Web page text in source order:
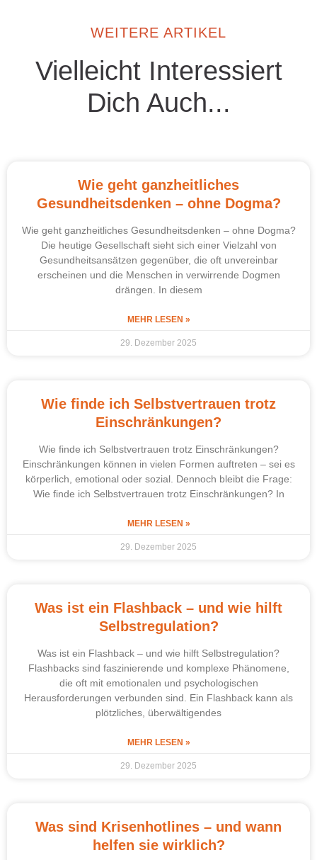
WEITERE ARTIKEL
Vielleicht Interessiert
Dich Auch...
Wie geht ganzheitliches
Gesundheitsdenken – ohne Dogma?
Wie geht ganzheitliches Gesundheitsdenken – ohne Dogma?
Die heutige Gesellschaft sieht sich einer Vielzahl von
Gesundheitsansätzen gegenüber, die oft unvereinbar
erscheinen und die Menschen in verwirrende Dogmen
drängen. In diesem
MEHR LESEN »
29. Dezember 2025
Wie finde ich Selbstvertrauen trotz
Einschränkungen?
Wie finde ich Selbstvertrauen trotz Einschränkungen?
Einschränkungen können in vielen Formen auftreten – sei es
körperlich, emotional oder sozial. Dennoch bleibt die Frage:
Wie finde ich Selbstvertrauen trotz Einschränkungen? In
MEHR LESEN »
29. Dezember 2025
Was ist ein Flashback – und wie hilft
Selbstregulation?
Was ist ein Flashback – und wie hilft Selbstregulation?
Flashbacks sind faszinierende und komplexe Phänomene,
die oft mit emotionalen und psychologischen
Herausforderungen verbunden sind. Ein Flashback kann als
plötzliches, überwältigendes
MEHR LESEN »
29. Dezember 2025
Was sind Krisenhotlines – und wann
helfen sie wirklich?